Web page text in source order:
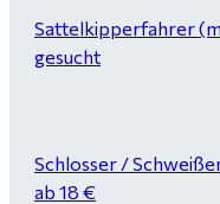
Sattelkipperfahrer
gesucht
Schlosser /
ab 18 €